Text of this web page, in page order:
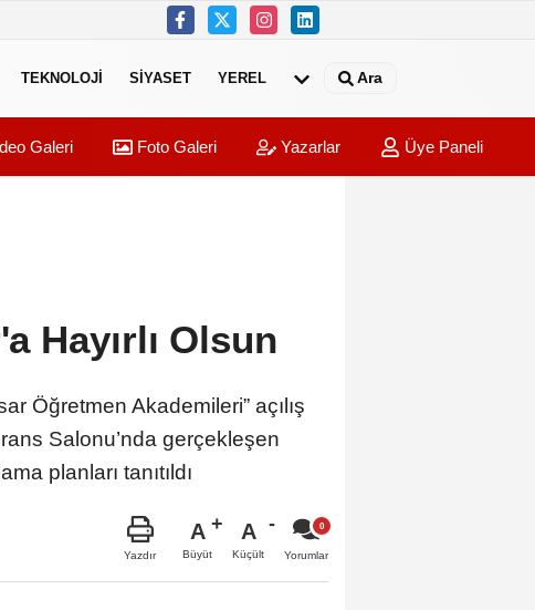
TEKNOLOJI SIYASET YEREL Ara
Galeri Foto Galeri Yazarlar Üye Paneli
Hayırlı Olsun
Öğretmen Akademileri” açılış
Salonu’nda gerçekleşen
planları tanıtıldı
Yazdır
A
Büyüt
A
Küçült Yorumlar